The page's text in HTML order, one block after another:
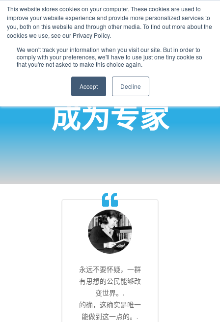
This website stores cookies on your computer. These cookies are used to
improve your website experience and provide more personalized services to
you, both on this website and through other media. To find out more about the
cookies we use, see our Privacy Policy.
We won't track your information when you visit our site. But in order to
comply with your preferences, we'll have to use just one tiny cookie so
that you're not asked to make this choice again.
Accept Decline
成为专家
永远不要怀疑，一群
有思想的公民能够改
变世界。.
的确，这确实是唯一
能做到这一点的。.
Chinese
English
French
Spanish
Hindi
Tagalog